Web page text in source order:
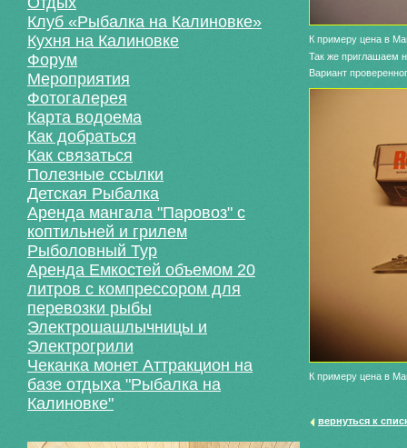
Клуб «Рыбалка на Калиновке»
Кухня на Калиновке
Форум
Мероприятия
Фотогалерея
Карта водоема
Как добраться
Как связаться
Полезные ссылки
Детская Рыбалка
Аренда мангала "Паровоз" с
коптильней и грилем
Рыболовный Тур
Аренда Емкостей объемом 20
литров с компрессором для
перевозки рыбы
Электрошашлычницы и
Электрогрили
Чеканка монет Аттракцион на
базе отдыха "Рыбалка на
Калиновке"
К примеру цена в
Так же приглашаем
Вариант
К примеру цена в
вернуться к